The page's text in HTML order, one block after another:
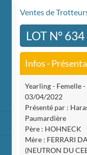
Ventes de
LOT N°
Infos -
Yearling - Femelle -
03/04/2022
Présenté par :
Paumardière
Père : HOHNECK
Mère : FERRARI
(NEUTRON DU